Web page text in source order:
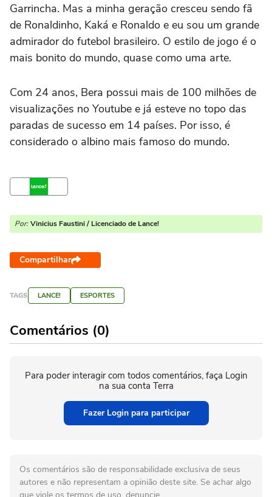
Garrincha. Mas a minha geração cresceu sendo fã
de Ronaldinho, Kaká e Ronaldo e eu sou um grande
admirador do futebol brasileiro. O estilo de jogo é o
mais bonito do mundo, quase como uma arte.
Com 24 anos, Bera possui mais de 100 milhões de
visualizações no Youtube e já esteve no topo das
paradas de sucesso em 14 países. Por isso, é
considerado o albino mais famoso do mundo.
Por: Vinicius Faustini / Licenciado de Lance!
Compartilhar
TAGS LANCE! ESPORTES
Comentários (0)
Para poder interagir com todos comentários, faça Login
na sua conta Terra
Fazer Login para participar
Os comentários são de responsabilidade exclusiva de seus
autores e não representam a opinião deste site. Se achar algo